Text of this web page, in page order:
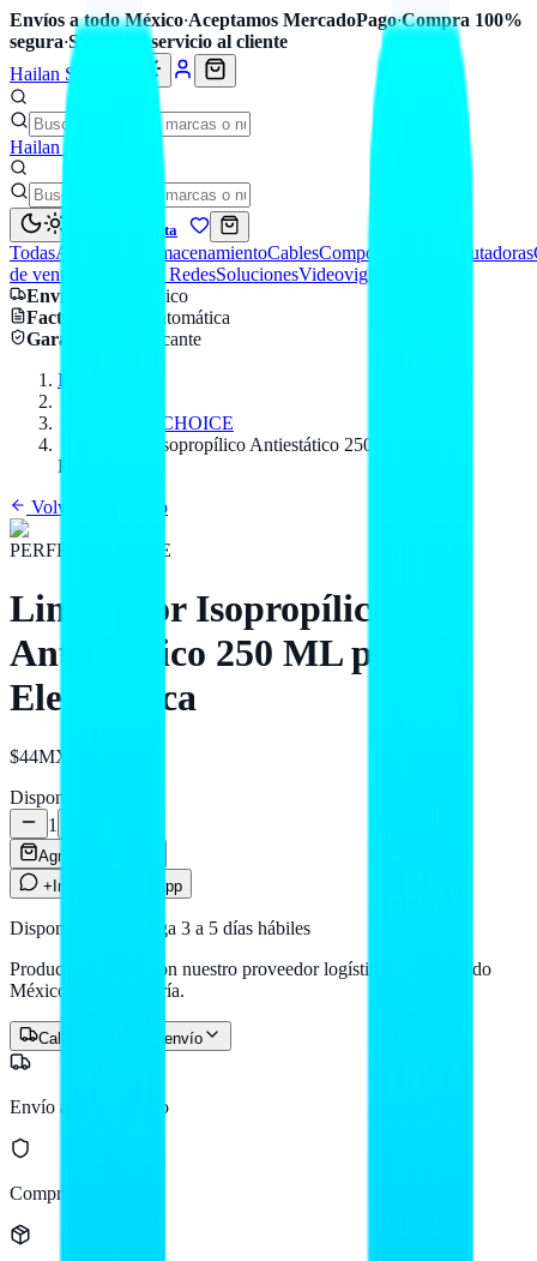
Envíos a todo México·Aceptamos MercadoPago·Compra 100%
segura·Soporte y servicio al cliente
Hailan Store
Hailan Store
Mi cuenta
TodasAccesorios AlmacenamientoCablesComponentes Computadoras
de venta
Seguridad y RedesSolucionesVideovigilancia
Envío
a todo México
Factura CFDI
automática
Garantía
de fabricante
Inicio
PERFECT CHOICE
Limpiador Isopropílico Antiestático 250 ML para
Electrónica
Volver al catálogo
PERFECT CHOICE
Limpiador Isopropílico
Antiestático 250 ML para
Electrónica
$44MXN
Disponible
1
Agregar al carrito
+Info por WhatsApp
Disponible — entrega 3 a 5 días hábiles
Producto en stock con nuestro proveedor logístico. Llega a todo
México por paquetería.
Calcular costo de envío
Envío a todo México
Compra protegida